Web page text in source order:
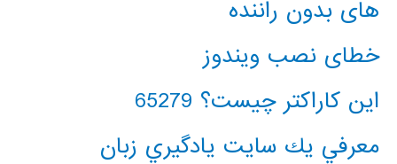
های بدون راننده
خطای نصب ویندوز
این کاراکتر چیست؟ 65279
معرفي يك سايت يادگيري زبان